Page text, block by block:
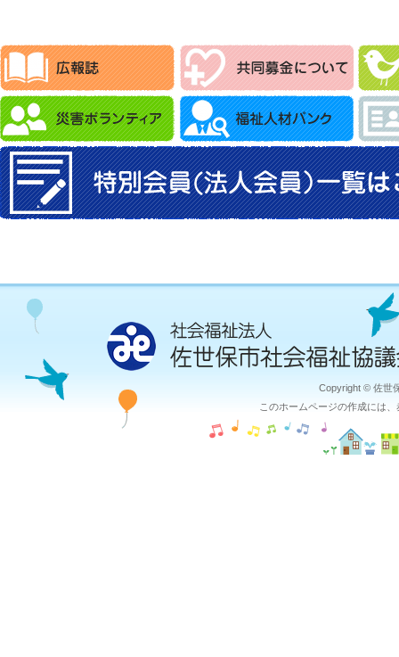
Copyright © 佐世
このホームページの作成には